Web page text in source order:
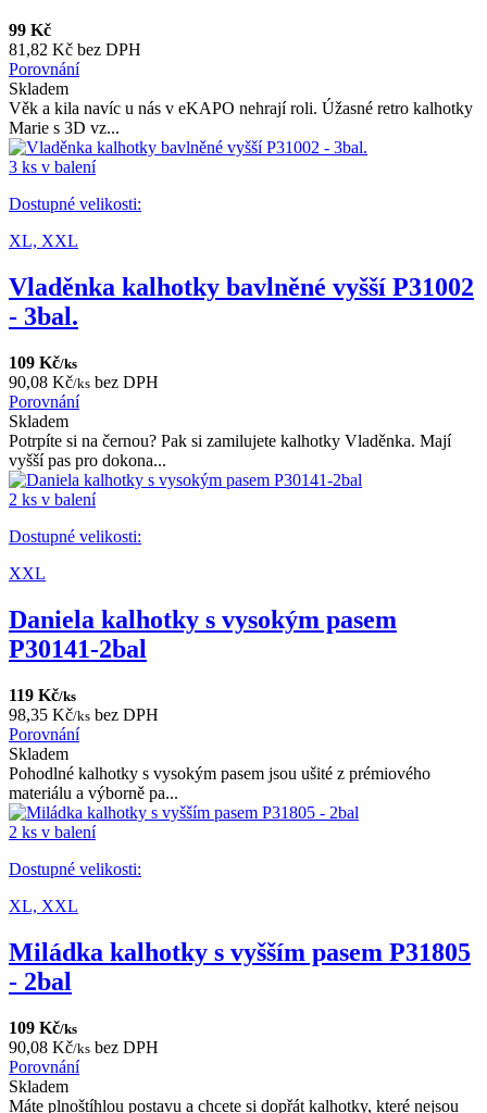
99 Kč
81,82 Kč bez DPH
Porovnání
Skladem
Věk a kila navíc u nás v eKAPO nehrají roli. Úžasné retro kalhotky
Marie s 3D vz...
3 ks v balení
Dostupné velikosti:
XL, XXL
Vladěnka kalhotky bavlněné vyšší P31002
- 3bal.
109 Kč/ks
90,08 Kč/ks bez DPH
Porovnání
Skladem
Potrpíte si na černou? Pak si zamilujete kalhotky Vladěnka. Mají
vyšší pas pro dokona...
2 ks v balení
Dostupné velikosti:
XXL
Daniela kalhotky s vysokým pasem
P30141-2bal
119 Kč/ks
98,35 Kč/ks bez DPH
Porovnání
Skladem
Pohodlné kalhotky s vysokým pasem jsou ušité z prémiového
materiálu a výborně pa...
2 ks v balení
Dostupné velikosti:
XL, XXL
Miládka kalhotky s vyšším pasem P31805
- 2bal
109 Kč/ks
90,08 Kč/ks bez DPH
Porovnání
Skladem
Máte plnoštíhlou postavu a chcete si dopřát kalhotky, které nejsou